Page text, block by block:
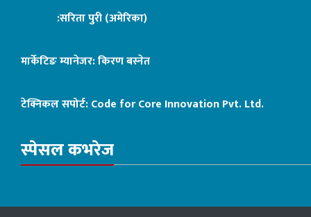
:सरिता पुरी (अमेरिका)
मार्केटिङ म्यानेजर: किरण बस्नेत
टेक्निकल सपोर्ट:Code for Core Innovation Pvt. Ltd.
स्पेसल कभरेज